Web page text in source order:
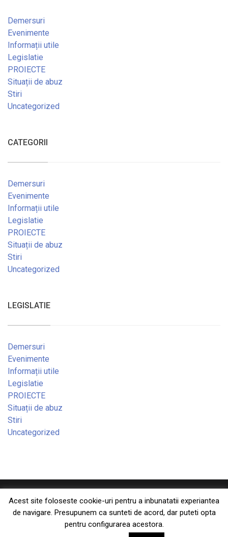
Demersuri
Evenimente
Informații utile
Legislatie
PROIECTE
Situații de abuz
Stiri
Uncategorized
CATEGORII
Demersuri
Evenimente
Informații utile
Legislatie
PROIECTE
Situații de abuz
Stiri
Uncategorized
LEGISLATIE
Demersuri
Evenimente
Informații utile
Legislatie
PROIECTE
Situații de abuz
Stiri
Uncategorized
Copyright © 2026 — Consiliul Național al Dizabilității din
România. All Rights Reserved
WPZOOM
Acest site foloseste cookie-uri pentru a inbunatatii experiantea
de navigare. Presupunem ca sunteti de acord, dar puteti opta
pentru configurarea acestora.